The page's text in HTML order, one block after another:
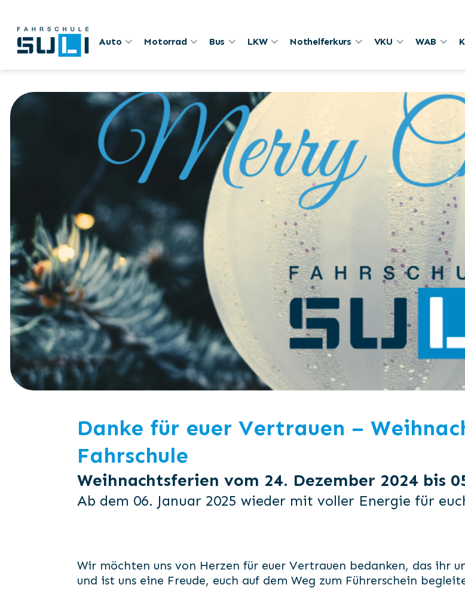
Auto Motorrad Bus LKW Nothelferkurs VKU WAB
23. Dezember 2024
Danke für euer Vertrauen –
Fahrschule
Weihnachtsferien vom 24. Dezember 2024 bis
Ab dem 06. Januar 2025 wieder mit voller Energie für
Wir möchten uns von Herzen für euer Vertrauen bedanken, das ihr
und ist uns eine Freude, euch auf dem Weg zum Führerschein